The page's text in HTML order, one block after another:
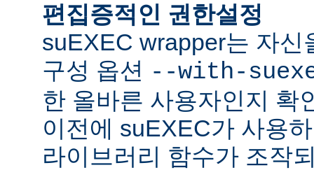
편집증적인 권한설정
suEXEC wrapper는 자신
구성 옵션 --with-
한 올바른 사용자인지 확
이전에 suEXEC가 사용
라이브러리 함수가 조작